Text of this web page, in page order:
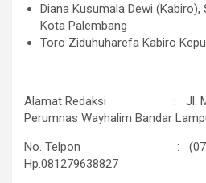
Diana Kusumala Dewi (Kabiro),
Kota Palembang
Toro Ziduhuharefa Kabiro
Alamat Redaksi : Jl.
Perumnas Wayhalim Bandar
No. Telpon : (0721)
Hp.081279638827